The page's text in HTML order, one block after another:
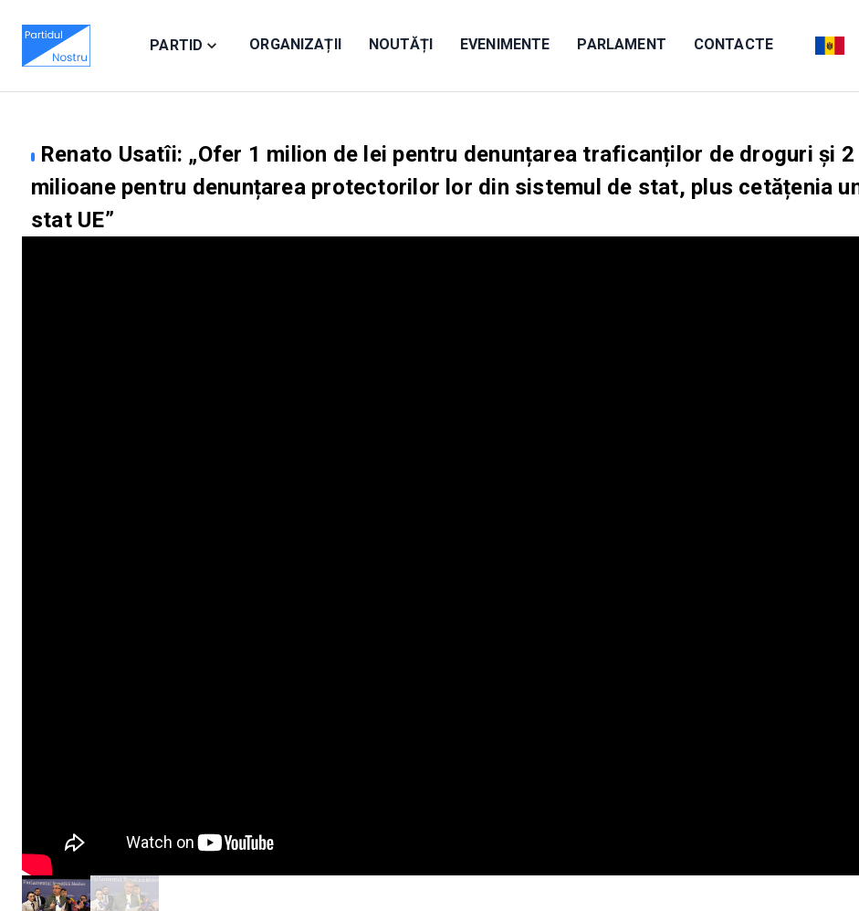
PARTID ORGANIZAȚII NOUTĂȚI EVENIMENTE PARLAMENT CONTACTE
Renato Usatîi: „Ofer 1 milion de lei pentru denunțarea traficanților de droguri și 2
milioane pentru denunțarea protectorilor lor din sistemul de stat, plus cetățenia
stat UE”